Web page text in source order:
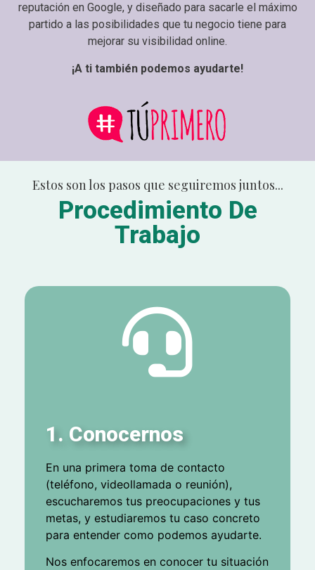
reputación en Google, y diseñado para sacarle el máximo
partido a las posibilidades que tu negocio tiene para
mejorar su visibilidad online.
¡A ti también podemos ayudarte!
Estos son los pasos que seguiremos juntos...
Procedimiento De
Trabajo
1. Conocernos
En una primera toma de contacto
(teléfono, videollamada o reunión),
escucharemos tus preocupaciones y tus
metas, y estudiaremos tu caso concreto
para entender como podemos ayudarte.
Nos enfocaremos en conocer tu situación